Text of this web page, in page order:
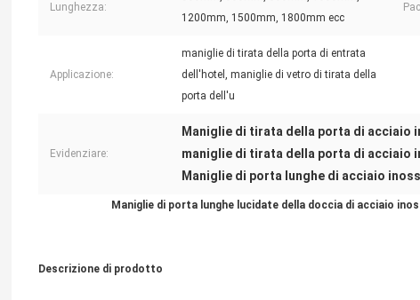
Lunghezza:
1200mm, 1500mm, 1800mm ecc
Applicazione:
maniglie di tirata della porta di entrata
dell'hotel, maniglie di vetro di tirata della
porta dell'u
Evidenziare:
Maniglie di tirata della porta di acciaio
maniglie di tirata della porta di acciaio
Maniglie di porta lunghe di acciaio
Maniglie di porta lunghe lucidate della doccia di acciaio
Descrizione di prodotto